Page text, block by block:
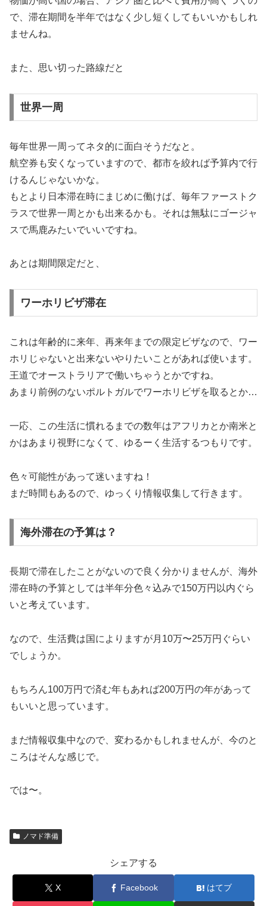
で、滞在期間を半年ではなく少し短くしてもいいかもしれ
ませんね。
また、思い切った路線だと
世界一周
毎年世界一周ってネタ的に面白そうだなと。
航空券も安くなっていますので、都市を絞れば予算内で行
けるんじゃないかな。
もとより日本滞在時にまじめに働けば、毎年ファーストク
ラスで世界一周とかも出来るかも。それは無駄にゴージャ
スで馬鹿みたいでいいですね。
あとは期間限定だと、
ワーホリビザ滞在
これは年齢的に来年、再来年までの限定ビザなので、ワー
ホリじゃないと出来ないやりたいことがあれば使います。
王道でオーストラリアで働いちゃうとかですね。
あまり前例のないポルトガルでワーホリビザを取るとか…
一応、この生活に慣れるまでの数年はアフリカとか南米と
かはあまり視野になくて、ゆるーく生活するつもりです。
色々可能性があって迷いますね！
まだ時間もあるので、ゆっくり情報収集して行きます。
海外滞在の予算は？
長期で滞在したことがないので良く分かりませんが、海外
滞在時の予算としては半年分色々込みで150万円以内ぐら
いと考えています。
なので、生活費は国によりますが月10万〜25万円ぐらい
でしょうか。
もちろん100万円で済む年もあれば200万円の年があって
もいいと思っています。
まだ情報収集中なので、変わるかもしれませんが、今のと
ころはそんな感じで。
では〜。
ノマド準備
シェアする
X Facebook はてブ